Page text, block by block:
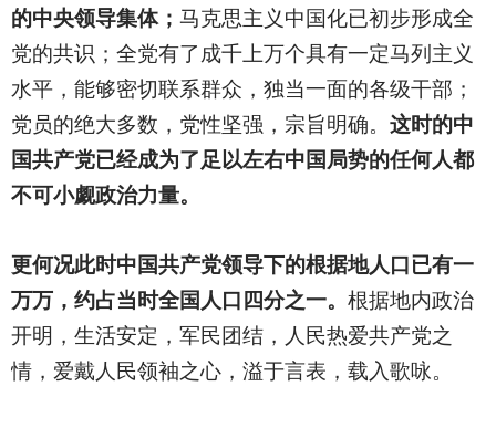
的中央领导集体； 马克思主义中国化已初步形成全
党的共识；全党有了成千上万个具有一定马列主义
水平，能够密切联系群众，独当一面的各级干部；
党员的绝大多数，党性坚强，宗旨明确。 这时的中
国共产党已经成为了足以左右中国局势的任何人都
不可小觑政治力量。
更何况此时中国共产党领导下的根据地人口已有一
万万，约占当时全国人口四分之一。 根据地内政治
开明，生活安定，军民团结，人民热爱共产党之
情，爱戴人民领袖之心，溢于言表，载入歌咏。